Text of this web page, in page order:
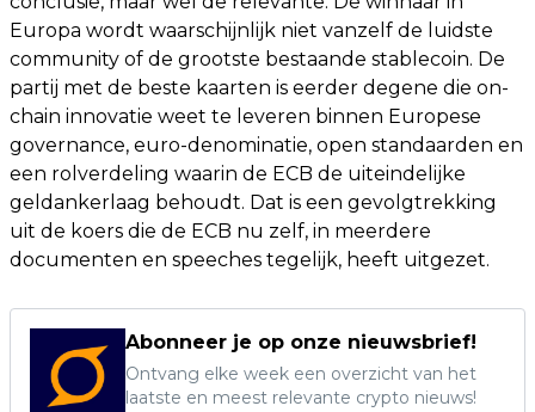
Europa wordt waarschijnlijk niet vanzelf de luidste
community of de grootste bestaande stablecoin. De
partij met de beste kaarten is eerder degene die on-
chain innovatie weet te leveren binnen Europese
governance, euro-denominatie, open standaarden en
een rolverdeling waarin de ECB de uiteindelijke
geldankerlaag behoudt. Dat is een gevolgtrekking
uit de koers die de ECB nu zelf, in meerdere
documenten en speeches tegelijk, heeft uitgezet.
Abonneer je op onze nieuwsbrief!
Ontvang elke week een overzicht van het
laatste en meest relevante crypto nieuws!